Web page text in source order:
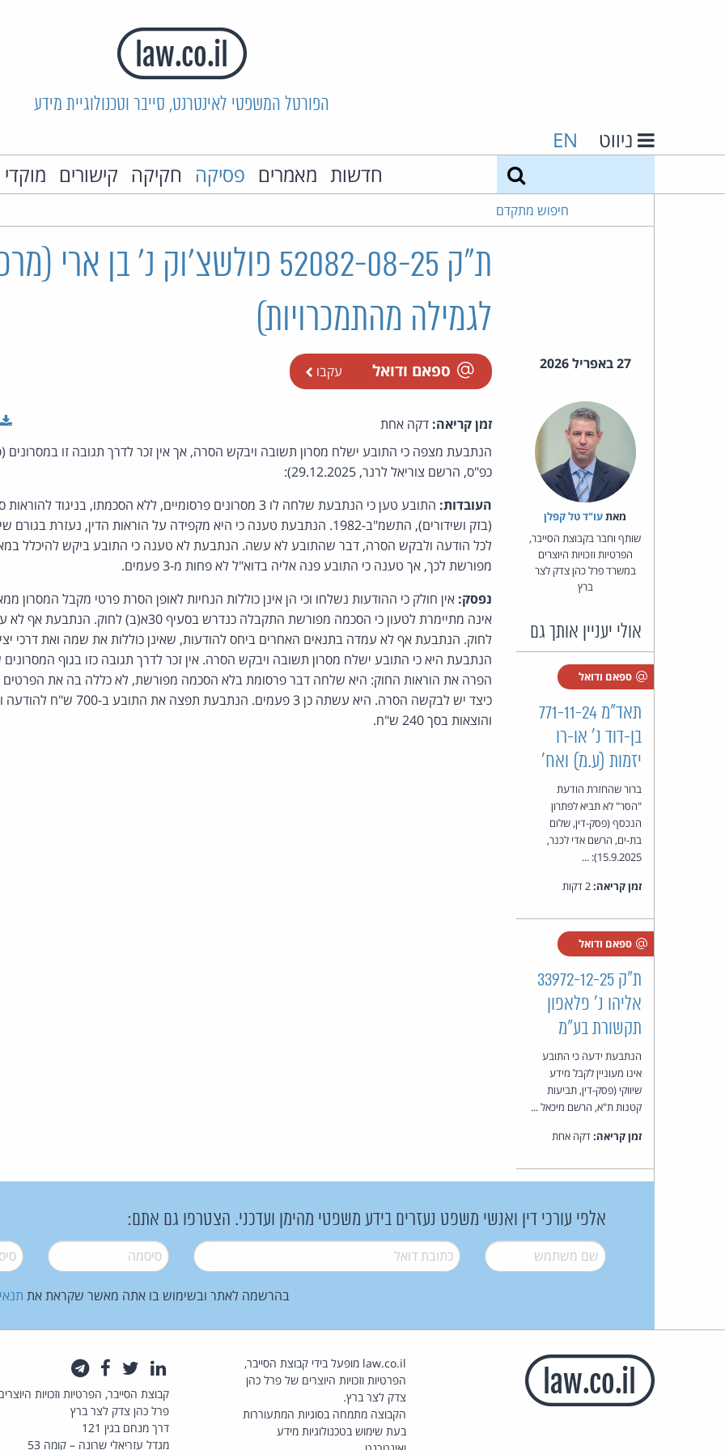
הפורטל המשפטי לאינטרנט, סייבר וטכנולוגיית מידע
ניווט EN
חדשות מאמרים פסיקה חקיקה קישורים
חיפוש מתקדם
ת"ק 52082-08-25 פולשצ'וק נ' בן
לגמילה מהתמכרויות)
27 באפריל 2026 ספאם ודואל עקבו
מאת‏עו"ד טל קפלן
שותף וחבר בקבוצת הסייבר,
הפרטיות וזכויות היוצרים
במשרד פרל כהן צדק לצר
ברץ
אולי יעניין אותך גם
ספאם ודואל
תאד"מ 771-11-24
בן-דוד נ' או-רו
יזמות (ע.מ) ואח'
ברור שהחזרת הודעת
"הסר" לא תביא לפתרון
הנכסף (פסק-דין, שלום
בת-ים, הרשם אדי לכנר,
15.9.2025): ...
זמן קריאה:
ספאם ודואל
ת"ק 33972-12-25
אליהו נ' פלאפון
תקשורת בע"מ
הנתבעת ידעה כי התובע
אינו מעוניין לקבל מידע
שיווקי (פסק-דין, תביעות
קטנות ת"א, הרשם מיכאל ...
זמן קריאה:דקה אחת
זמן קריאה: דקה אחת
הנתבעת מצפה כי התובע ישלח מסרון תשובה ויבקש הסרה, אך אין זכר לדרך תגובה זו במסרונים
כפ"ס, הרשם צוריאל לרנר, 29.12.2025):
העובדות:
(בזק ושידורים), התשמ"ב-1982. הנתבעת טענה כי היא מקפידה על הוראות הדין, נעזרת
לכל הודעה ולבקש הסרה, דבר שהתובע לא עשה. הנתבעת לא טענה כי התובע ביקש להיכלל
מפורשת לכך, אך טענה כי התובע פנה אליה בדוא"ל לא פחות מ-3 פעמים.
נפסק: אין חולק כי ההודעות נשלחו וכי הן אינן כוללות הנחיות לאופן הסרת פרטי מקבל המסרון
לחוק. הנתבעת אף לא עמדה בתנאים האחרים ביחס להודעות, שאינן כוללות את שמה ואת דרכי
הנתבעת היא כי התובע ישלח מסרון תשובה ויבקש הסרה. אין זכר לדרך תגובה כזו בגוף
הפרה את הוראות החוק: היא שלחה דבר פרסומת בלא הסכמה מפורשת, לא כללה בה את הפרטים
והוצאות בסך 240 ש"ח.
אלפי עורכי דין ואנשי משפט נעזרים בידע משפטי מהימן ועדכני. הצטרפו גם אתם:
שם משתמש* דואל* סיסמה*
בהרשמה לאתר ובשימוש בו אתה מאשר שקראת את
law.co.il מופעל בידי קבוצת הסייבר,
הפרטיות וזכויות היוצרים של פרל כהן
צדק לצר ברץ.
הקבוצה מתמחה בסוגיות המתעוררות
בעת שימוש בטכנולוגיות מידע
לינקדאין
טוויטרפייסבוק
קבוצת הסייבר, הפרטיות וזכויות
פרל כהן צדק לצר ברץ
דרך מנחם בגין 121
מגדל עזריאלי שרונה – קומה 53